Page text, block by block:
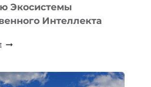
Экосистемы
Интеллекта
В
ПРИОРИТЕТНЫЕ